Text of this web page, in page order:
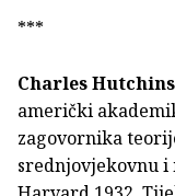
***
Charles
američki
zagovornika
srednjovjekovnu i